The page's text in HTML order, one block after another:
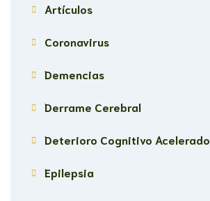
Artículos
Coronavirus
Demencias
Derrame Cerebral
Deterioro Cognitivo Acelerado
Epilepsia